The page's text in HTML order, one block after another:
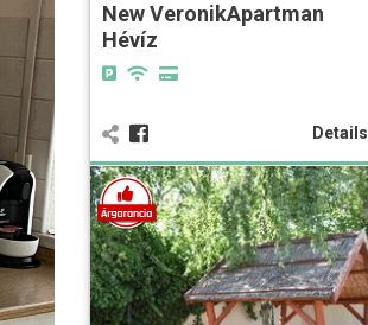
New VeronikApartman
Hévíz
Details